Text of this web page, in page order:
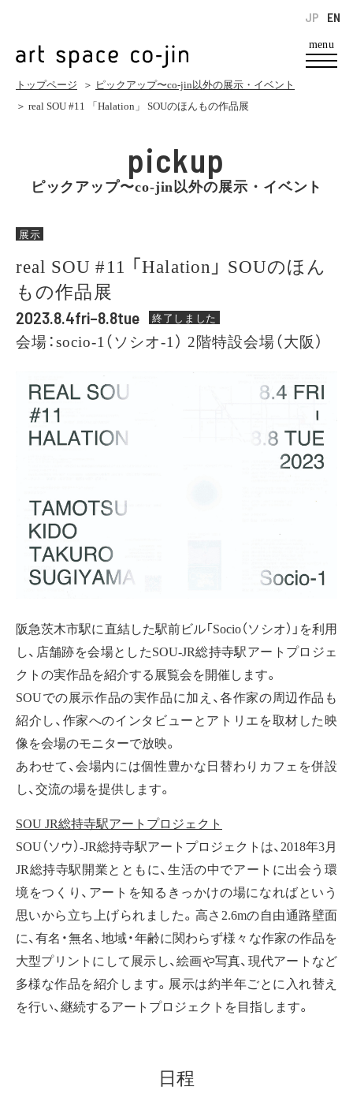
menu
EN
JP
トップページ ＞ ピックアップ〜co-jin以外の展示・イベント
＞ real SOU #11 「Halation」 SOUのほんもの作品展
pickup
ピックアップ〜co-jin以外の展示・イベント
展示
real SOU #11 「Halation」 SOUのほん
もの作品展
2023.8.4fri–8.8tue 終了しました
会場：socio-1（ソシオ-1） 2階特設会場（大阪）
阪急茨木市駅に直結した駅前ビル「Socio（ソシオ）」を利用
し、店舗跡を会場としたSOU-JR総持寺駅アートプロジェ
クトの実作品を紹介する展覧会を開催します。
SOUでの展示作品の実作品に加え、各作家の周辺作品も
紹介し、作家へのインタビューとアトリエを取材した映
像を会場のモニターで放映。
あわせて、会場内には個性豊かな日替わりカフェを併設
し、交流の場を提供します。
SOU JR総持寺駅アートプロジェクト
SOU（ソウ）-JR総持寺駅アートプロジェクトは、2018年3月
JR総持寺駅開業とともに、生活の中でアートに出会う環
境をつくり、アートを知るきっかけの場になればという
思いから立ち上げられました。高さ2.6mの自由通路壁面
に、有名・無名、地域・年齢に関わらず様々な作家の作品を
大型プリントにして展示し、絵画や写真、現代アートなど
多様な作品を紹介します。展示は約半年ごとに入れ替え
を行い、継続するアートプロジェクトを目指します。
日程